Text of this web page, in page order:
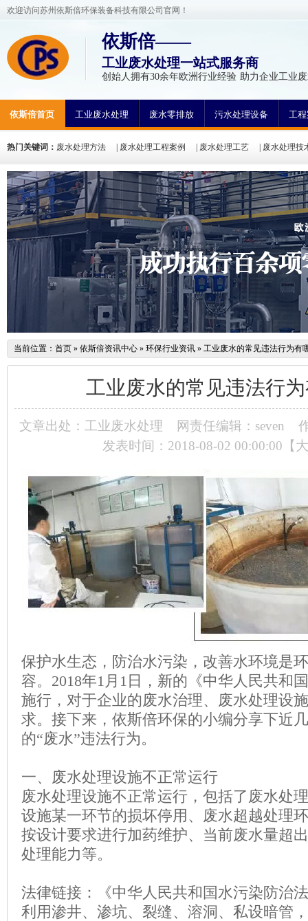
欢迎访问苏州依斯倍环保装备科技有限公司官网！
依斯倍——
工业废水处理一站式服务商
创始人拥有30余年欧洲行业经验 助力企业工业
依斯倍首页 工业废水处理 废水零排放 污水处理设备 工
热门关键词： 废水处理方法 废水处理工程案例 废水处理工艺 废水处理技
氮废水处理
当前位置： 首页 » 依斯倍资讯中心 » 环保行业资讯 » 工业废水的常见违法行为有
工业废水的常见违法行
文章出处：工业废水处理 网责任编辑：seven
发表时间：2018-08-02 00:00:00【大
保护水生态，防治水污染，改善水环境是
容。 2018年1 月 1 日，新的《中华人民共和
施行，对于企业的废水治理、废水处理设
求。接下来，依斯倍环保的小编分享下近
的“废水”违法行为。
一、废水处理设施不正常运行
废水处理设施不正常运行，包括了废水处
设施某一环节的损坏停用、废水超越处理
按设计要求进行加药维护、当前废水量超
处理能力等。
法律链接：《中华人民共和国水污染防治
利用渗井、渗坑、裂缝、溶洞、私设暗管